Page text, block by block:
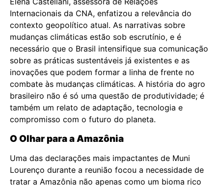
Internacionais da CNA, enfatizou a relevância do
contexto geopolítico atual. As narrativas sobre
mudanças climáticas estão sob escrutínio, e é
necessário que o Brasil intensifique sua comunicação
sobre as práticas sustentáveis já existentes e as
inovações que podem formar a linha de frente no
combate às mudanças climáticas. A história do agro
brasileiro não é só uma questão de produtividade; é
também um relato de adaptação, tecnologia e
compromisso com o futuro do planeta.
O Olhar para a Amazônia
Uma das declarações mais impactantes de Muni
Lourenço durante a reunião focou a necessidade de
tratar a Amazônia não apenas como um bioma rico